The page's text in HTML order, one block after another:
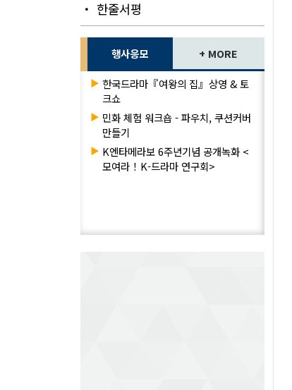
・ 한줄서평
행사응모 + MORE
▶ 한국드라마『여왕의 집』상영 & 토
크쇼
▶ 민화 체험 워크숍 - 파우치, 쿠션커버
만들기
▶ K엔타메라보 6주년기념 공개녹화 <
모여라！K-드라마 연구회>